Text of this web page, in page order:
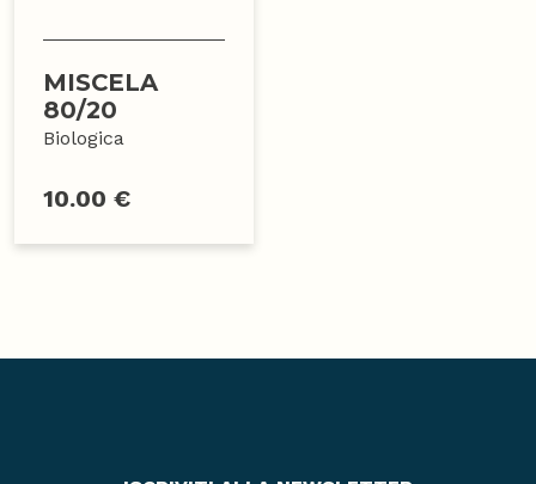
MISCELA
80/20
Biologica
10.00 €